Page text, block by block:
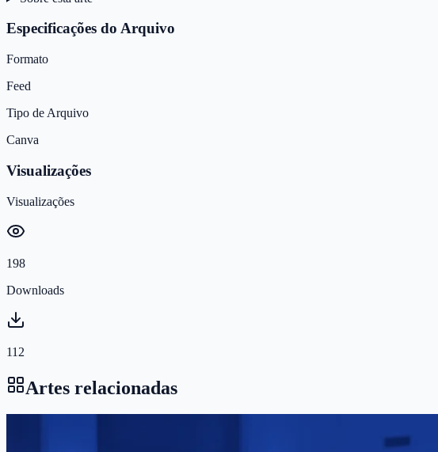
Especificações do Arquivo
Formato
Feed
Tipo de Arquivo
Canva
Visualizações
Visualizações
198
Downloads
112
Artes relacionadas